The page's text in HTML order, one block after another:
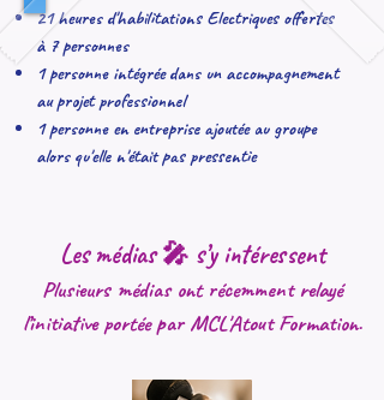
21 heures d'habilitations Electriques offertes
à 7 personnes
1 personne intégrée dans un accompagnement
au projet professionnel
1 personne en entreprise ajoutée au groupe
alors qu'elle n'était pas pressentie
Les médias 🎤 s’y intéressent
Plusieurs médias ont récemment relayé
l’initiative portée parMCL'Atout Formation.